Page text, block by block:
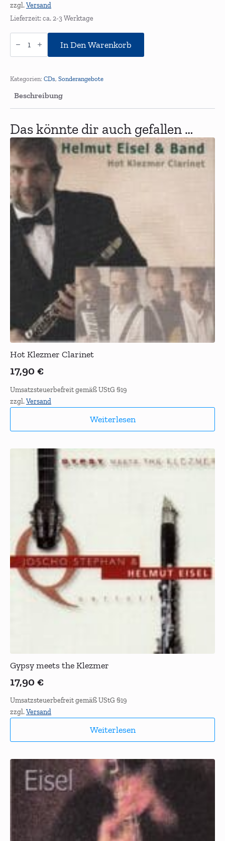
zzgl.Versand
Lieferzeit: ca. 2-3 Werktage
Klezmer
at
Cotton
Menge
In Den Warenkorb
Kategorien: CDs, Sonderangebote
Beschreibung
Das könnte dir auch gefallen …
Hot Klezmer Clarinet
17,90 €
Umsatzsteuerbefreit gemäß UStG §19
zzgl.Versand
Weiterlesen
Gypsy meets the Klezmer
17,90 €
Umsatzsteuerbefreit gemäß UStG §19
zzgl.Versand
Weiterlesen